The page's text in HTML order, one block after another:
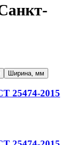
Ширина, мм
25474-2015